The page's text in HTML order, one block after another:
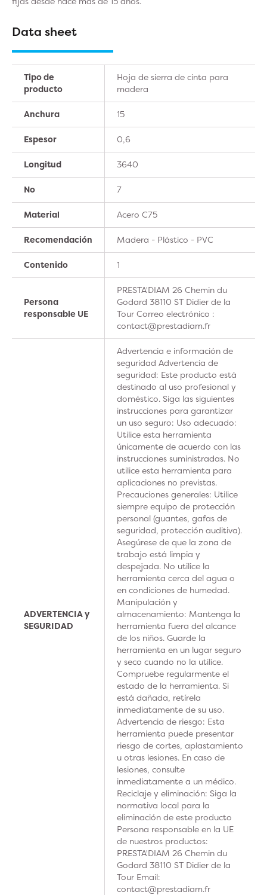
Data sheet
Tipo de
producto
Hoja de sierra de cinta para
madera
Anchura 15
Espesor 0,6
Longitud 3640
No 7
Material Acero C75
Recomendación Madera - Plástico - PVC
Contenido 1
Persona
responsable UE
PRESTA'DIAM 26 Chemin du
Godard 38110 ST Didier de la
Tour Correo electrónico :
contact@prestadiam.fr
ADVERTENCIA y
SEGURIDAD
Advertencia e información de
seguridad Advertencia de
seguridad: Este producto está
destinado al uso profesional y
doméstico. Siga las siguientes
instrucciones para garantizar
un uso seguro: Uso adecuado:
Utilice esta herramienta
únicamente de acuerdo con las
instrucciones suministradas. No
utilice esta herramienta para
aplicaciones no previstas.
Precauciones generales: Utilice
siempre equipo de protección
personal (guantes, gafas de
seguridad, protección auditiva).
Asegúrese de que la zona de
trabajo está limpia y
despejada. No utilice la
herramienta cerca del agua o
en condiciones de humedad.
Manipulación y
almacenamiento: Mantenga la
herramienta fuera del alcance
de los niños. Guarde la
herramienta en un lugar seguro
y seco cuando no la utilice.
Compruebe regularmente el
estado de la herramienta. Si
está dañada, retírela
inmediatamente de su uso.
Advertencia de riesgo: Esta
herramienta puede presentar
riesgo de cortes, aplastamiento
u otras lesiones. En caso de
lesiones, consulte
inmediatamente a un médico.
Reciclaje y eliminación: Siga la
normativa local para la
eliminación de este producto
Persona responsable en la UE
de nuestros productos:
PRESTA'DIAM 26 Chemin du
Godard 38110 ST Didier de la
Tour Email:
contact@prestadiam.fr